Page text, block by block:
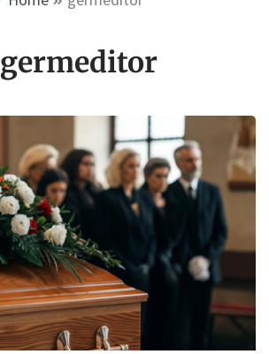
germeditor